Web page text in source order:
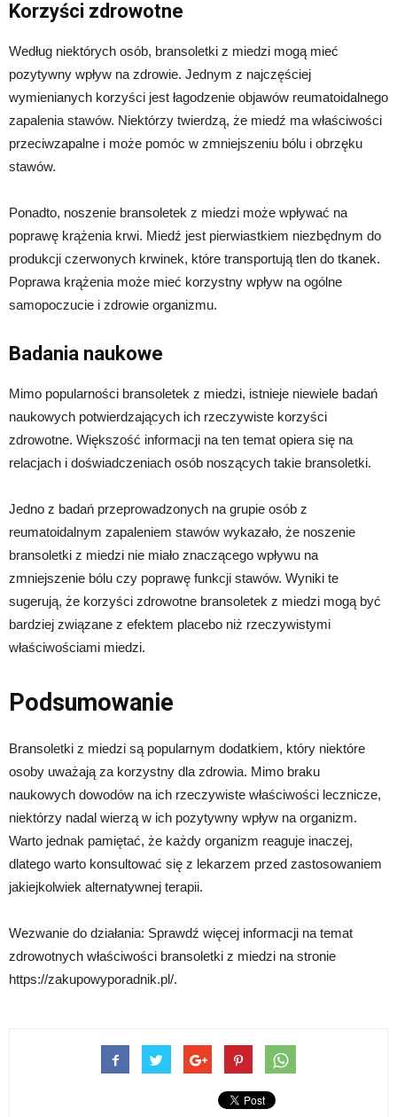
Korzyści zdrowotne
Według niektórych osób, bransoletki z miedzi mogą mieć
pozytywny wpływ na zdrowie. Jednym z najczęściej
wymienianych korzyści jest łagodzenie objawów reumatoidalnego
zapalenia stawów. Niektórzy twierdzą, że miedź ma właściwości
przeciwzapalne i może pomóc w zmniejszeniu bólu i obrzęku
stawów.
Ponadto, noszenie bransoletek z miedzi może wpływać na
poprawę krążenia krwi. Miedź jest pierwiastkiem niezbędnym do
produkcji czerwonych krwinek, które transportują tlen do tkanek.
Poprawa krążenia może mieć korzystny wpływ na ogólne
samopoczucie i zdrowie organizmu.
Badania naukowe
Mimo popularności bransoletek z miedzi, istnieje niewiele badań
naukowych potwierdzających ich rzeczywiste korzyści
zdrowotne. Większość informacji na ten temat opiera się na
relacjach i doświadczeniach osób noszących takie bransoletki.
Jedno z badań przeprowadzonych na grupie osób z
reumatoidalnym zapaleniem stawów wykazało, że noszenie
bransoletki z miedzi nie miało znaczącego wpływu na
zmniejszenie bólu czy poprawę funkcji stawów. Wyniki te
sugerują, że korzyści zdrowotne bransoletek z miedzi mogą być
bardziej związane z efektem placebo niż rzeczywistymi
właściwościami miedzi.
Podsumowanie
Bransoletki z miedzi są popularnym dodatkiem, który niektóre
osoby uważają za korzystny dla zdrowia. Mimo braku
naukowych dowodów na ich rzeczywiste właściwości lecznicze,
niektórzy nadal wierzą w ich pozytywny wpływ na organizm.
Warto jednak pamiętać, że każdy organizm reaguje inaczej,
dlatego warto konsultować się z lekarzem przed zastosowaniem
jakiejkolwiek alternatywnej terapii.
Wezwanie do działania: Sprawdź więcej informacji na temat
zdrowotnych właściwości bransoletki z miedzi na stronie
https://zakupowyporadnik.pl/.